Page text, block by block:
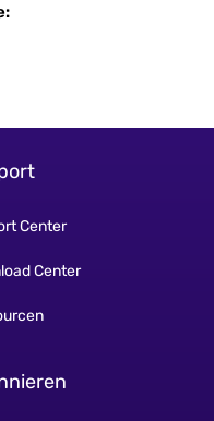
Center
Center